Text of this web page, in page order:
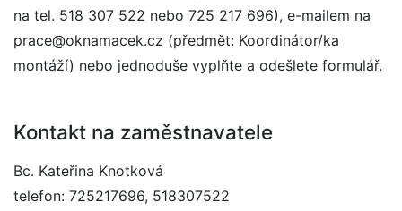
na tel. 518 307 522 nebo 725 217 696), e-mailem na
prace@oknamacek.cz (předmět: Koordinátor/ka
montáží) nebo jednoduše vyplňte a odešlete formulář.
Kontakt na zaměstnavatele
Bc. Kateřina Knotková
telefon: 725217696, 518307522